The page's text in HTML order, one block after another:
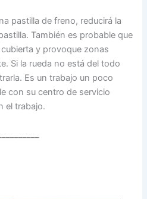
pastilla de freno, reducirá la
También es probable que
y provoque zonas
Si la rueda no está del todo
Es un trabajo un poco
con su centro de servicio
el trabajo.